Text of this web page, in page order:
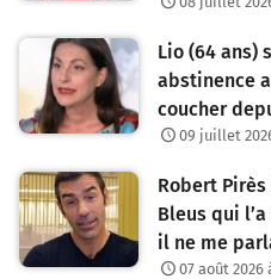
Lio (64 ans)
abstinence
coucher
09 juillet
Robert
Bleus qui
il ne me
07 août 2026